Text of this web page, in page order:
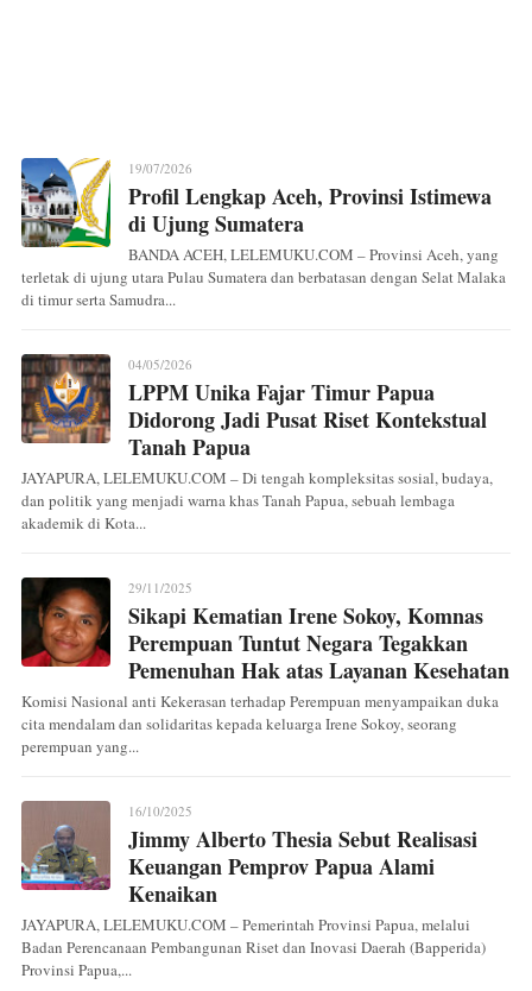
19/07/2026
Profil Lengkap Aceh, Provinsi Istimewa
di Ujung Sumatera
BANDA ACEH, LELEMUKU.COM – Provinsi Aceh, yang
terletak di ujung utara Pulau Sumatera dan berbatasan dengan Selat Malaka
di timur serta Samudra...
04/05/2026
LPPM Unika Fajar Timur Papua
Didorong Jadi Pusat Riset Kontekstual
Tanah Papua
JAYAPURA, LELEMUKU.COM – Di tengah kompleksitas sosial, budaya,
dan politik yang menjadi warna khas Tanah Papua, sebuah lembaga
akademik di Kota...
29/11/2025
Sikapi Kematian Irene Sokoy, Komnas
Perempuan Tuntut Negara Tegakkan
Pemenuhan Hak atas Layanan Kesehatan
Komisi Nasional anti Kekerasan terhadap Perempuan menyampaikan duka
cita mendalam dan solidaritas kepada keluarga Irene Sokoy, seorang
perempuan yang...
16/10/2025
Jimmy Alberto Thesia Sebut Realisasi
Keuangan Pemprov Papua Alami
Kenaikan
JAYAPURA, LELEMUKU.COM – Pemerintah Provinsi Papua, melalui
Badan Perencanaan Pembangunan Riset dan Inovasi Daerah (Bapperida)
Provinsi Papua,...